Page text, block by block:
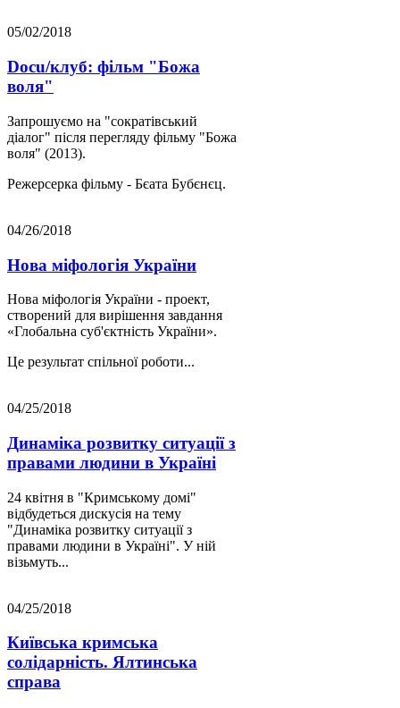
05/02/2018
Docu/клуб: фільм "Божа
воля"
Запрошуємо на "сократівський
діалог" після перегляду фільму "Божа
воля" (2013).
Режерсерка фільму - Бєата Бубєнєц.
04/26/2018
Нова міфологія України
Нова міфологія України - проект,
створений для вирішення завдання
«Глобальна суб'єктність України».
Це результат спільної роботи...
04/25/2018
Динаміка розвитку ситуації з
правами людини в Україні
24 квітня в "Кримському домі"
відбудеться дискусія на тему
"Динаміка розвитку ситуації з
правами людини в Україні". У ній
візьмуть...
04/25/2018
Київська кримська
солідарність. Ялтинська
справа